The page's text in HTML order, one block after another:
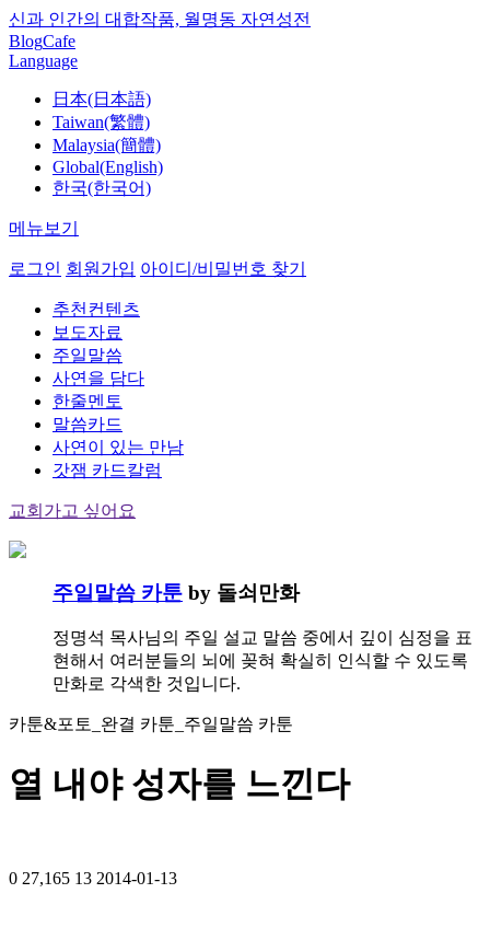
신과 인간의 대합작품, 월명동 자연성전
BlogCafe
Language
日本(日本語)
Taiwan(繁體)
Malaysia(簡體)
Global(English)
한국(한국어)
메뉴보기
로그인 회원가입 아이디/비밀번호 찾기
추천컨텐츠
보도자료
주일말씀
사연을 담다
한줄멘토
말씀카드
사연이 있는 만남
갓잼 카드칼럼
교회가고 싶어요
주일말씀 카툰 by 돌쇠만화
정명석 목사님의 주일 설교 말씀 중에서 깊이 심정을 표
현해서 여러분들의 뇌에 꽂혀 확실히 인식할 수 있도록
만화로 각색한 것입니다.
카툰&포토_완결 카툰_주일말씀 카툰
열 내야 성자를 느낀다
0 27,165 13 2014-01-13